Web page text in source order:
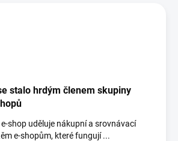
stalo hrdým členem skupiny
shop uděluje nákupní a srovnávací
e-shopům, které fungují ...